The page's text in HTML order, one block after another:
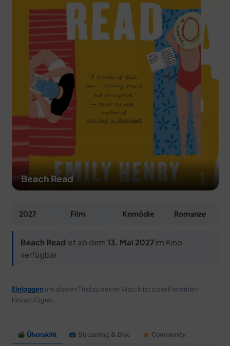
DEALS
MEIN HQ
50
Beach Read
2027 Film Komödie Romanze
Beach Read ist ab dem 13. Mai 2027im Kino
verfügbar.
Einloggen um diesen Titel zu deiner Watchlist oder Favoriten
hinzuzufügen.
Übersicht Streaming & Disc Community